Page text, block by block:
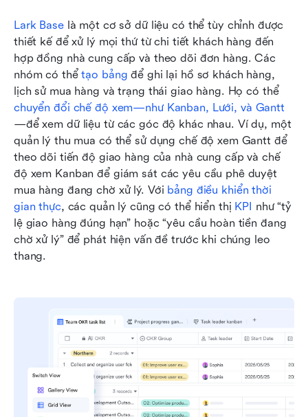
Lark Base là một cơ sở dữ liệu có thể tùy chỉnh được
thiết kế để xử lý mọi thứ từ chi tiết khách hàng đến
hợp đồng nhà cung cấp và theo dõi đơn hàng. Các
nhóm có thể tạo bảng để ghi lại hồ sơ khách hàng,
lịch sử mua hàng và trạng thái giao hàng. Họ có thể
chuyển đổi chế độ xem—như Kanban, Lưới, và Gantt
—để xem dữ liệu từ các góc độ khác nhau. Ví dụ, một
quản lý thu mua có thể sử dụng chế độ xem Gantt để
theo dõi tiến độ giao hàng của nhà cung cấp và chế
độ xem Kanban để giám sát các yêu cầu phê duyệt
mua hàng đang chờ xử lý. Với bảng điều khiển thời
gian thực, các quản lý cũng có thể hiển thị KPI như “tỷ
lệ giao hàng đúng hạn” hoặc “yêu cầu hoàn tiền đang
chờ xử lý” để phát hiện vấn đề trước khi chúng leo
thang.